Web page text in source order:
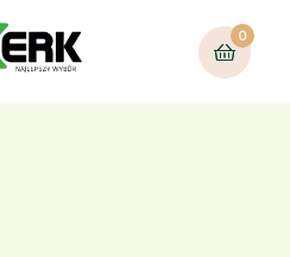
0